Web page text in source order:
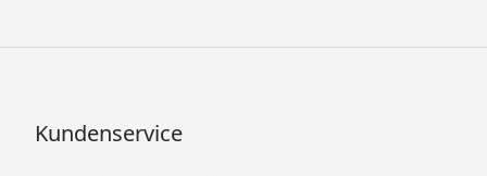
Kundenservice